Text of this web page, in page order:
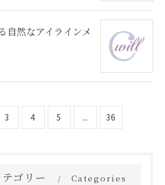
自然なアイラインメ
3 4 5 ... 36
テゴリー Categories